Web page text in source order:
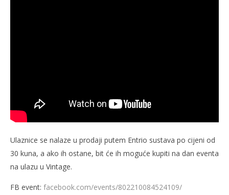
Ulaznice se nalaze u prodaji putem Entrio sustava po cijeni od
30 kuna, a ako ih ostane, bit će ih moguće kupiti na dan eventa
na ulazu u Vintage.
FB event: facebook.com/events/802210084524109/